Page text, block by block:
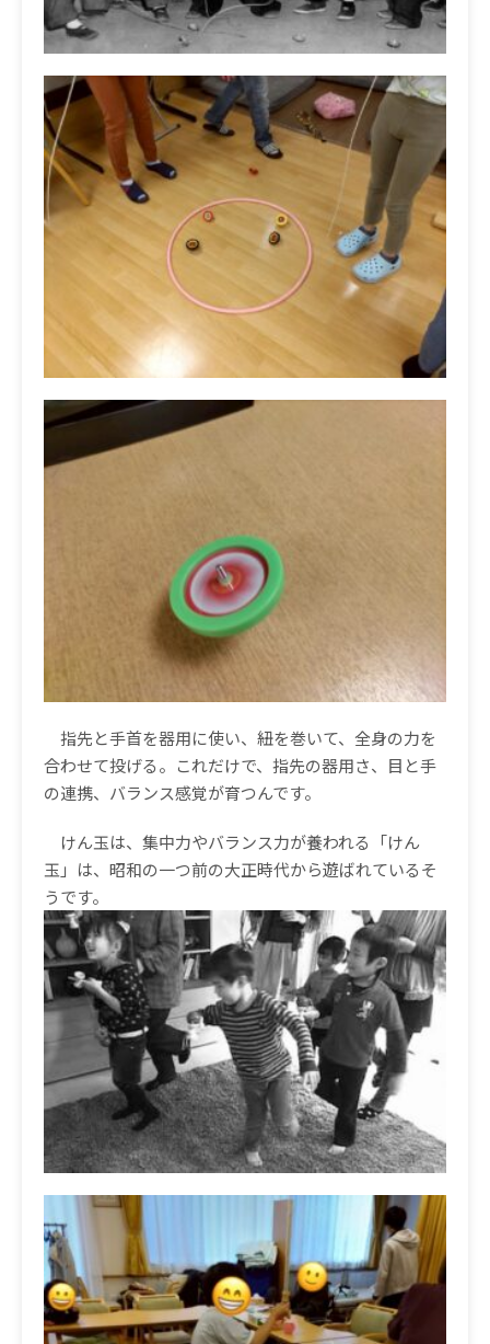
指先と手首を器用に使い、紐を巻いて、全身の力を
合わせて投げる。これだけで、指先の器用さ、目と手
の連携、バランス感覚が育つんです。
けん玉は、集中力やバランス力が養われる「けん
玉」は、昭和の一つ前の大正時代から遊ばれているそ
うです。